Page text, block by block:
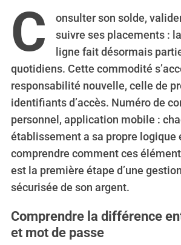
C
onsulter son solde,
suivre ses placements :
ligne fait désormais
quotidiens. Cette commodité
responsabilité nouvelle, celle de
identifiants d’accès. Numéro de
personnel, application mobile :
établissement a sa propre logique
comprendre comment ces
est la première étape d’une
sécurisée de son argent.
Comprendre la différence
et mot de passe